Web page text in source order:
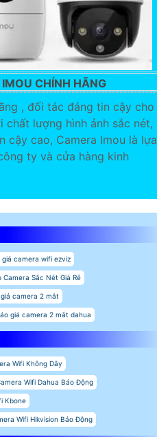
CHÍNH HÃNG
, đối tác đáng tin cậy cho
chất lượng hình ảnh sắc nét,
cậy cao, Camera Imou là lựa
ty và cửa hàng kinh
giá camera wifi ezviz
Camera Sắc Nét Giá Rẻ
camera 2 mắt
giá camera 2 mắt dahua
Wifi Không Dây
Wifi Dahua Báo Động
Kbone
Wifi Hikvision Báo Động